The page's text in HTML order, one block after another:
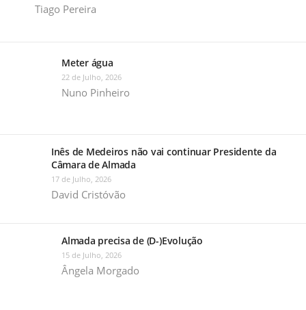
Tiago Pereira
Meter água
22 de Julho, 2026
Nuno Pinheiro
Inês de Medeiros não vai continuar Presidente da
Câmara de Almada
17 de Julho, 2026
David Cristóvão
Almada precisa de (D-)Evolução
15 de Julho, 2026
Ângela Morgado